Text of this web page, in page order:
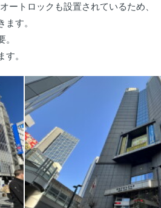
ートロックも設置されているため、
す。
。